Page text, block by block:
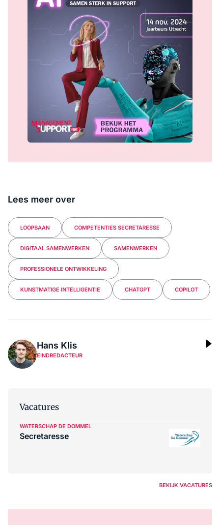
Lees meer over
LOOPBAAN COMPETENTIES SECRETARESSE
DIGITAAL SAMENWERKEN SAMENWERKEN
PROFESSIONELE ONTWIKKELING
KUNSTMATIGE INTELLIGENTIE CHATGPT COPILOT
Hans Klis
EINDREDACTEUR
Vacatures
WATERSCHAP DE DOMMEL
Secretaresse
BEKIJK VACATURES